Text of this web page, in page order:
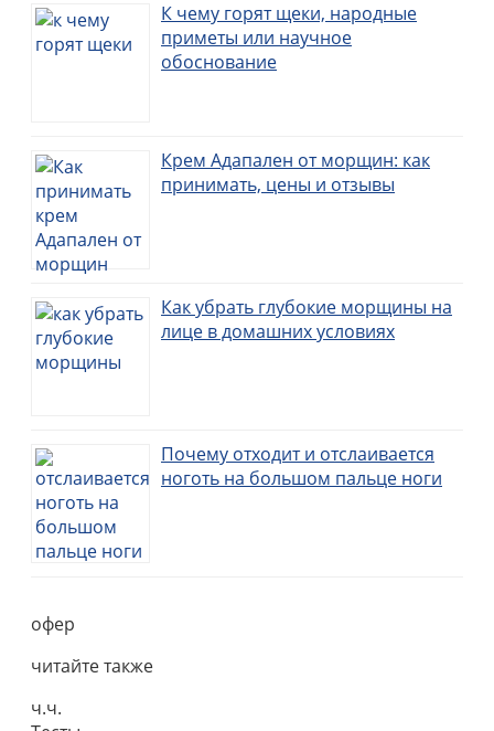
К чему горят щеки, народные
приметы или научное
обоснование
Крем Адапален от морщин: как
принимать, цены и отзывы
Как убрать глубокие морщины на
лице в домашних условиях
Почему отходит и отслаивается
ноготь на большом пальце ноги
офер
читайте также
ч.ч.